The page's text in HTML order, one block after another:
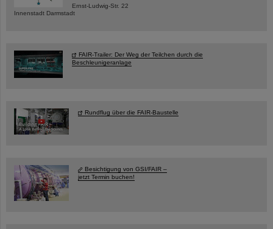
Ernst-Ludwig-Str. 22
Innenstadt Darmstadt
FAIR-Trailer: Der Weg der Teilchen durch die
Beschleunigeranlage
Rundflug über die FAIR-Baustelle
Besichtigung von GSI/FAIR –
jetzt Termin buchen!